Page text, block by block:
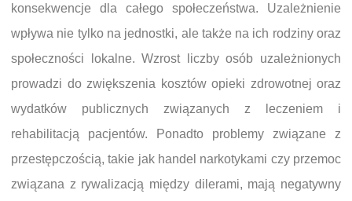
konsekwencje dla całego społeczeństwa. Uzależnienie
wpływa nie tylko na jednostki, ale także na ich rodziny oraz
społeczności lokalne. Wzrost liczby osób uzależnionych
prowadzi do zwiększenia kosztów opieki zdrowotnej oraz
wydatków publicznych związanych z leczeniem i
rehabilitacją pacjentów. Ponadto problemy związane z
przestępczością, takie jak handel narkotykami czy przemoc
związana z rywalizacją między dilerami, mają negatywny